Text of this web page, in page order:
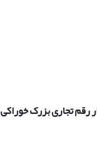
رقم تجاری بزرک خوراکی